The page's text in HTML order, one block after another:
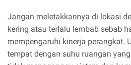
Jangan meletakkannya di lokasi
kering atau terlalu lembab sebab
mempengaruhi kinerja perangkat.
tempat dengan suhu ruangan